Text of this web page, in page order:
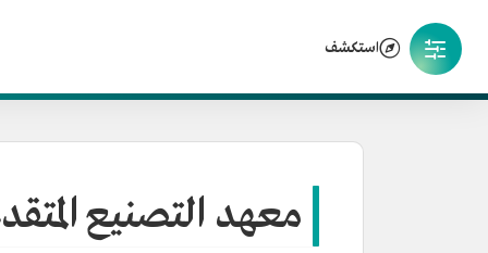
استكشف
معهد التصنيع